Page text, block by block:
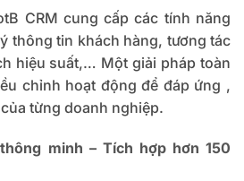
CRM cung cấp các tính năng
thông tin khách hàng, tương tác
hiệu suất,… Một giải pháp toàn
chỉnh hoạt động để đáp ứng ,
từng doanh nghiệp.
minh – Tích hợp hơn 150